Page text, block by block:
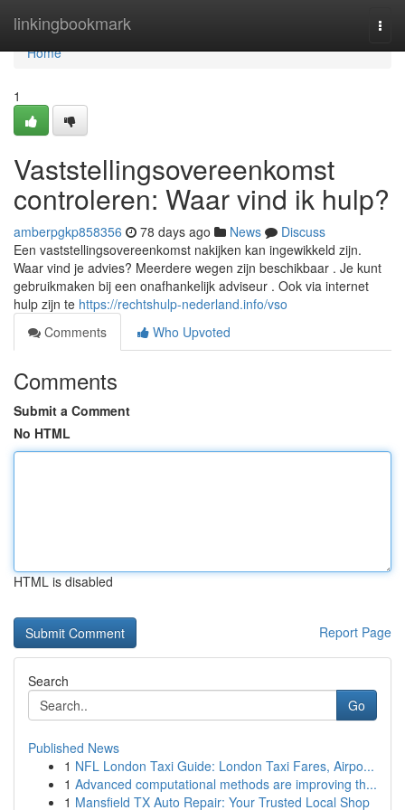
linkingbookmark
Home
Home
1
Vaststellingsovereenkomst
controleren: Waar vind ik hulp?
amberpgkp858356 78 days ago News
Discuss
Een vaststellingsovereenkomst nakijken kan ingewikkeld zijn.
Waar vind je advies? Meerdere wegen zijn beschikbaar . Je kunt
gebruikmaken bij een onafhankelijk adviseur . Ook via internet
hulp zijn te https://rechtshulp-nederland.info/vso
Comments
Who Upvoted
Comments
Submit a Comment
No HTML
HTML is disabled
Report Page
Search
Go
Published News
1 NFL London Taxi Guide: London Taxi Fares, Airpo...
1 Advanced computational methods are improving th...
1 Mansfield TX Auto Repair: Your Trusted Local Shop